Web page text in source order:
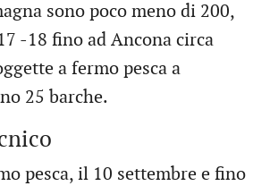
sono poco meno di 200,
-18 fino ad Ancona circa
a fermo pesca a
25 barche.
pesca, il 10 settembre e fino